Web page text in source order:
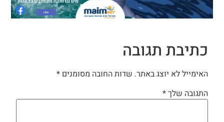
כתיבת תגובה
האימייל לא יוצג באתר. שדות החובה מסומנים *
התגובה שלך*